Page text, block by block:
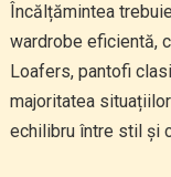
Încălțămintea
wardrobe eficientă,
Loafers, pantofi
majoritatea
echilibru între stil și